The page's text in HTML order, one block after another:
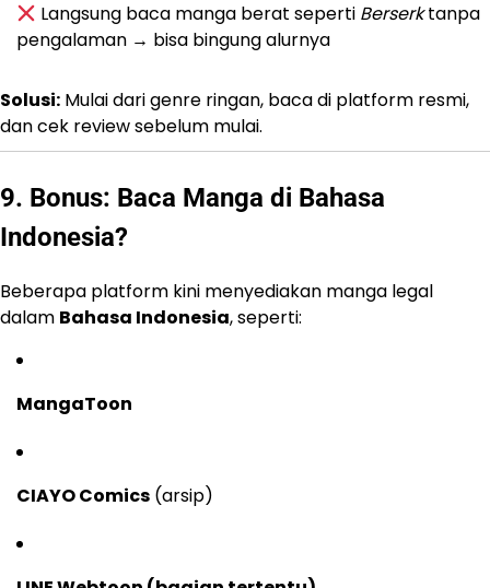
Langsung baca manga berat seperti Berserktanpa
pengalaman → bisa bingung alurnya
Solusi: Mulai dari genre ringan, baca di platform resmi,
dan cek review sebelum mulai.
9. Bonus: Baca Manga di Bahasa
Indonesia?
Beberapa platform kini menyediakan manga legal
dalam Bahasa Indonesia, seperti:
MangaToon
CIAYO Comics (arsip)